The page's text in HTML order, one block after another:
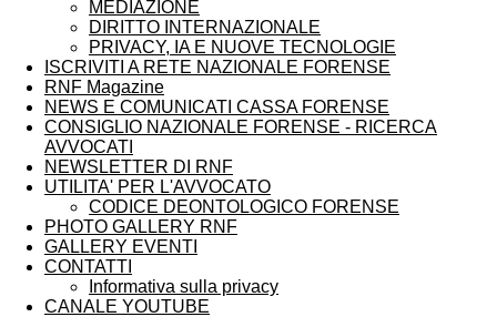
MEDIAZIONE
DIRITTO INTERNAZIONALE
PRIVACY, IA E NUOVE TECNOLOGIE
ISCRIVITI A RETE NAZIONALE FORENSE
RNF Magazine
NEWS E COMUNICATI CASSA FORENSE
CONSIGLIO NAZIONALE FORENSE - RICERCA
AVVOCATI
NEWSLETTER DI RNF
UTILITA' PER L'AVVOCATO
CODICE DEONTOLOGICO FORENSE
PHOTO GALLERY RNF
GALLERY EVENTI
CONTATTI
Informativa sulla privacy
CANALE YOUTUBE